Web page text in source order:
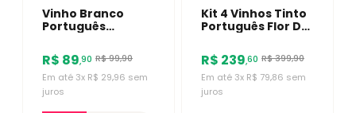
Vinho Branco
Português
R$ 89,90 R$99,90
Em até 3x R$ 29,96 sem
juros
Kit 4 Vinhos Tinto
Português Flor De
R$ 239,60 R$399,90
Em até 3x R$ 79,86 sem
juros